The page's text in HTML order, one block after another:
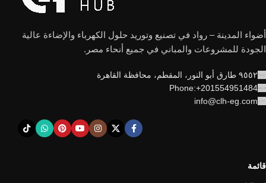
أضواء المدينة – رواد في تصنيع وتوريد حلول الكهرباء والإضاءة عالية
الجودة للمشروعات والمباني في جميع أنحاء مصر.
٩٥٥٢ طارق أبو النور، المقطم، محافظة القاهرة
Phone:+201554951484
info@clh-eg.com
قائمة